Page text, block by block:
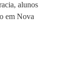
alunos
em Nova